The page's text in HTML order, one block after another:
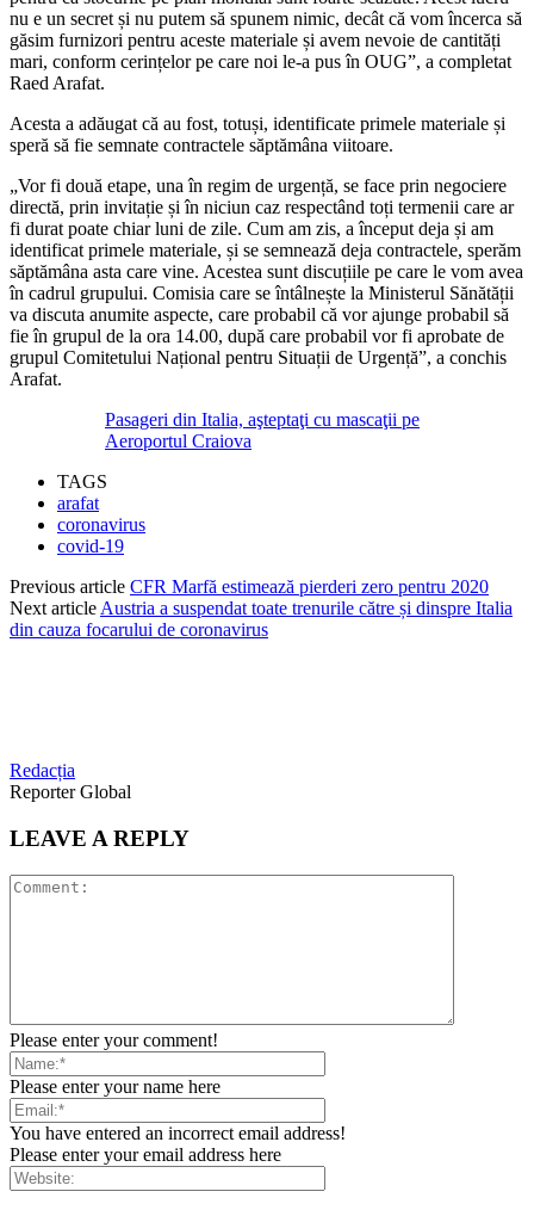
nu e un secret și nu putem să spunem nimic, decât că vom încerca să
găsim furnizori pentru aceste materiale și avem nevoie de cantități
mari, conform cerințelor pe care noi le-a pus în OUG”, a completat
Raed Arafat.
Acesta a adăugat că au fost, totuși, identificate primele materiale și
speră să fie semnate contractele săptămâna viitoare.
„Vor fi două etape, una în regim de urgență, se face prin negociere
directă, prin invitație și în niciun caz respectând toți termenii care ar
fi durat poate chiar luni de zile. Cum am zis, a început deja și am
identificat primele materiale, și se semnează deja contractele, sperăm
săptămâna asta care vine. Acestea sunt discuțiile pe care le vom avea
în cadrul grupului. Comisia care se întâlnește la Ministerul Sănătății
va discuta anumite aspecte, care probabil că vor ajunge probabil să
fie în grupul de la ora 14.00, după care probabil vor fi aprobate de
grupul Comitetului Național pentru Situații de Urgență”, a conchis
Arafat.
Pasageri din Italia, aşteptaţi cu mascaţii pe
Aeroportul Craiova
TAGS
arafat
coronavirus
covid-19
Previous article CFR Marfă estimează pierderi zero pentru 2020
Next articleAustria a suspendat toate trenurile către și dinspre Italia
din cauza focarului de coronavirus
Redacția
Reporter Global
LEAVE A REPLY
Please enter your comment!
Please enter your name here
You have entered an incorrect email address!
Please enter your email address here